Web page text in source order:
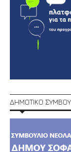
ΔΗΜΟΤΙΚΟ